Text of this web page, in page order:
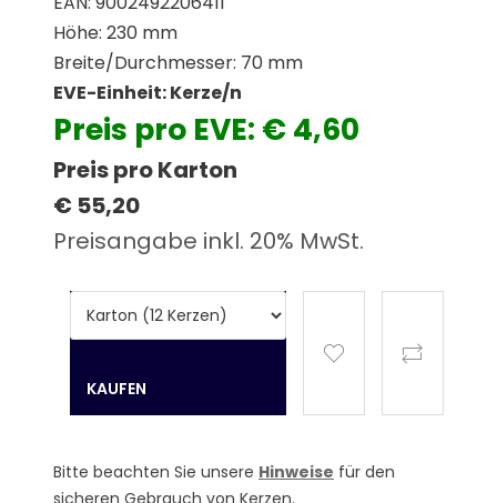
Höhe: 230 mm
Breite/Durchmesser: 70 mm
EVE-Einheit: Kerze/n
Preis pro EVE: € 4,60
Preis pro Karton
€ 55,20
Preisangabe inkl. 20% MwSt.
Bitte beachten Sie unsere Hinweise für den
sicheren Gebrauch von Kerzen.